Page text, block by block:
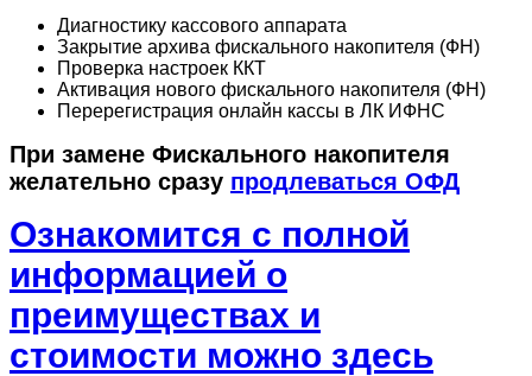
Диагностику кассового аппарата
Закрытие архива фискального накопителя (ФН)
Проверка настроек ККТ
Активация нового фискального накопителя (ФН)
Перерегистрация онлайн кассы в ЛК ИФНС
При замене Фискального накопителя
желательно сразу продлеваться ОФД
Ознакомится с полной
информацией о
преимуществах и
стоимости можно здесь